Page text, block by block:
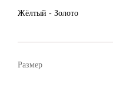
Жёлтый - Золото
Размер